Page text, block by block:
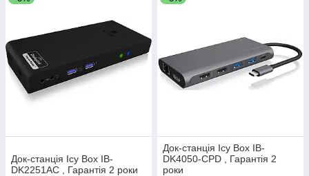
Док-станція Icy Box IB-
DK2251AC , Гарантія 2 роки
Док-станція Icy Box IB-
DK4050-CPD , Гарантія 2
роки